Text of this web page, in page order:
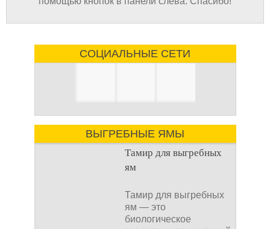
СОЦИАЛЬНЫЕ СЕТИ
ВЫГРЕБНЫЕ ЯМЫ
Тамир для выгребных
ям
Тамир для выгребных
ям — это
биологическое